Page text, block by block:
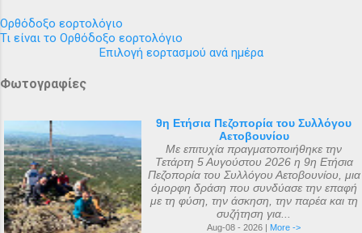
Ορθόδοξο εορτολόγιο
Τι είναι το Ορθόδοξο εορτολόγιο
Επιλογή εορτασμού ανά ημέρα
Φωτογραφίες
9η Ετήσια Πεζοπορία του Συλλόγου
Αετοβουνίου
Με επιτυχία πραγματοποιήθηκε την
Τετάρτη 5 Αυγούστου 2026 η 9η Ετήσια
Πεζοπορία του Συλλόγου Αετοβουνίου, μια
όμορφη δράση που συνδύασε την επαφή
με τη φύση, την άσκηση, την παρέα και τη
συζήτηση για...
Aug-08 - 2026 | More ->